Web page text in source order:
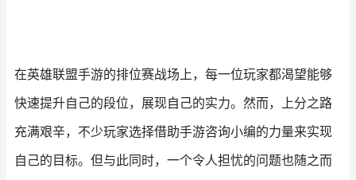
在英雄联盟手游的排位赛战场上，每一位玩家都渴望能够
快速提升自己的段位，展现自己的实力。然而，上分之路
充满艰辛，不少玩家选择借助手游咨询小编的力量来实现
自己的目标。但与此同时，一个令人担忧的问题也随之而